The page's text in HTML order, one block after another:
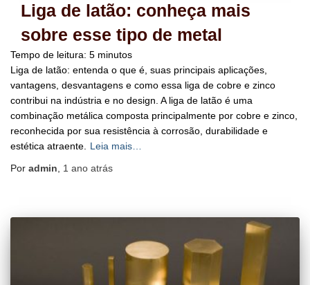
Liga de latão: conheça mais
sobre esse tipo de metal
Tempo de leitura: 5 minutos
Liga de latão: entenda o que é, suas principais aplicações,
vantagens, desvantagens e como essa liga de cobre e zinco
contribui na indústria e no design. ​A liga de latão é uma
combinação metálica composta principalmente por cobre e zinco,
reconhecida por sua resistência à corrosão, durabilidade e
estética atraente. Leia mais…
Por admin, 1 ano atrás